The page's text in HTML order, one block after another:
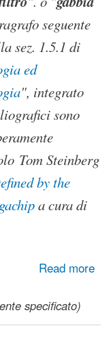
seguente
sez. 1.5.1 di
ed
", integrato
sono
Tom Steinberg
by the
a cura di
Read more
delle conseguenze
bubble) dei social
giornali e altri spazi
online
specificato)